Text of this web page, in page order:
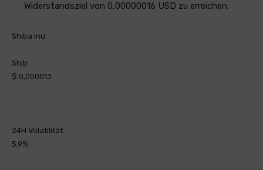
Widerstandsziel von 0,00000016 USD zu erreichen.
Shiba Inu
Shib
$ 0,000013
24H Volatilität:
5,9%